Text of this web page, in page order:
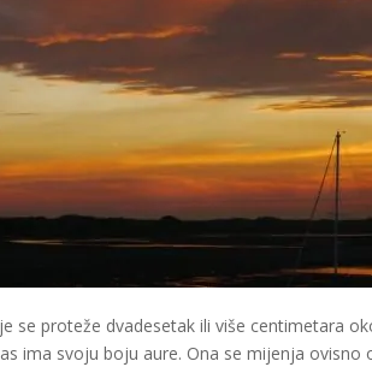
se proteže dvadesetak ili više centimetara
ima svoju boju aure. Ona se mijenja ovisno